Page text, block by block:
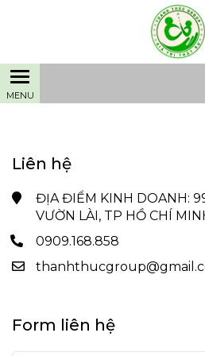
Liên hệ
ĐỊA ĐIỂM KINH DOANH:
VƯỜN LÀI, TP HỒ CHÍ
0909.168.858
Form liên hệ